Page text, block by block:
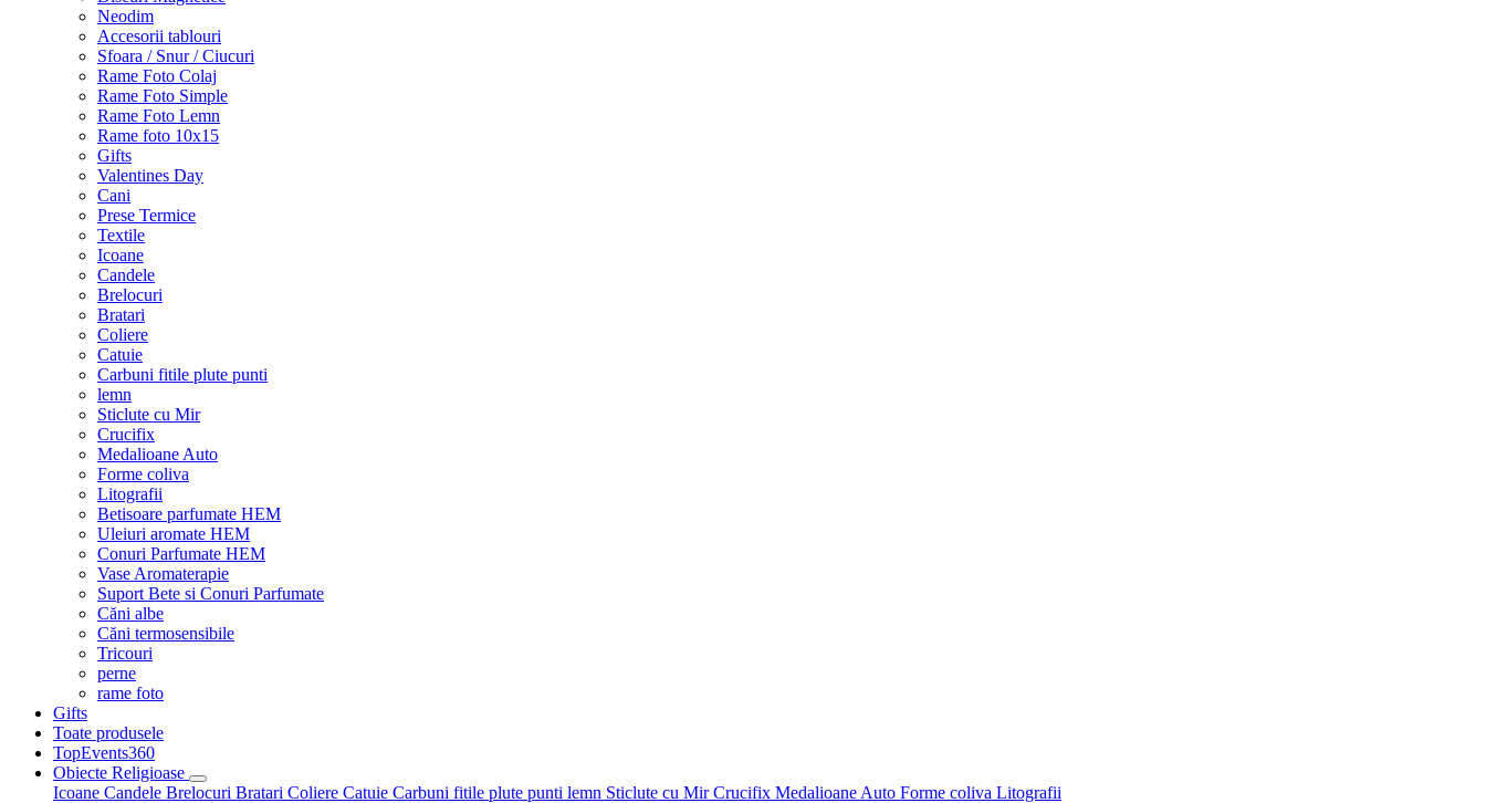
Neodim
Accesorii tablouri
Sfoara / Snur / Ciucuri
Rame Foto Colaj
Rame Foto Simple
Rame Foto Lemn
Rame foto 10x15
Gifts
Valentines Day
Cani
Prese Termice
Textile
Icoane
Candele
Brelocuri
Bratari
Coliere
Catuie
Carbuni fitile plute punti
lemn
Sticlute cu Mir
Crucifix
Medalioane Auto
Forme coliva
Litografii
Betisoare parfumate HEM
Uleiuri aromate HEM
Conuri Parfumate HEM
Vase Aromaterapie
Suport Bete si Conuri Parfumate
Căni albe
Căni termosensibile
Tricouri
perne
rame foto
Gifts
Toate produsele
TopEvents360
Obiecte Religioase
Icoane Candele Brelocuri Bratari Coliere Catuie Carbuni fitile plute punti lemn Sticlute cu MirCrucifix Medalioane Auto Forme coliva Litografii